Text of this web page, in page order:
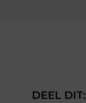
DEEL DIT: